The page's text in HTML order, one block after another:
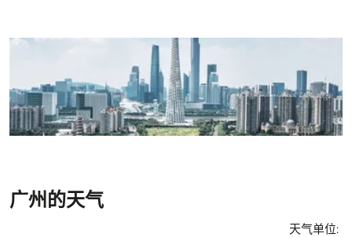
广州的天气
天气单位: